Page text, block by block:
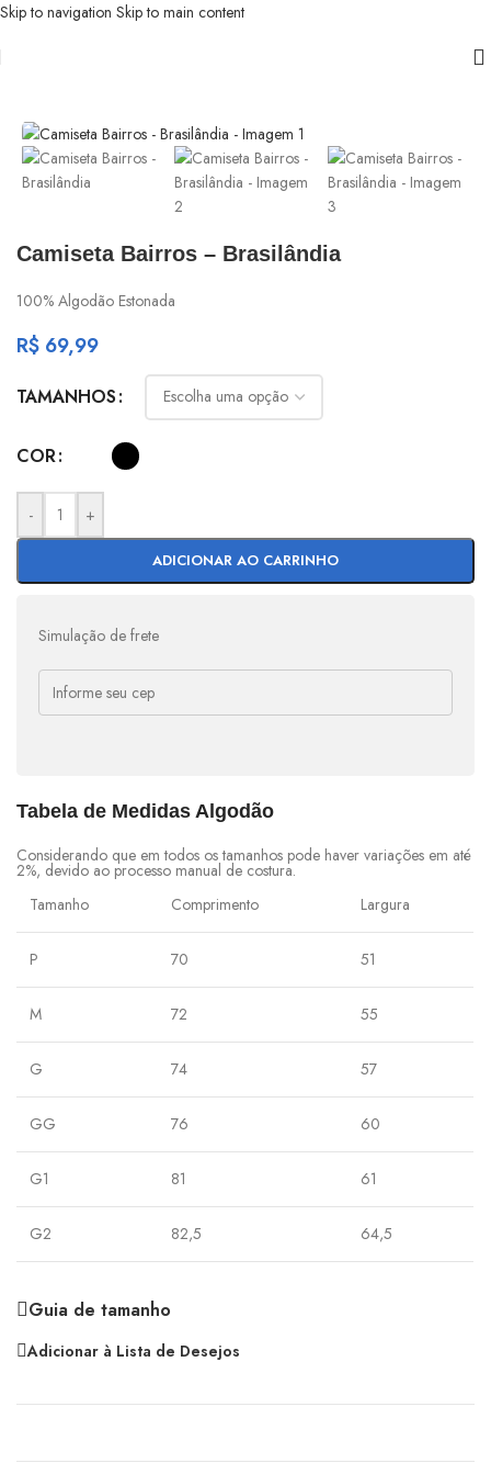
Skip to navigation Skip to main content
Camiseta Bairros – Brasilândia
100% Algodão Estonada
R$ 69,99
TAMANHOS
COR
- +
ADICIONAR AO CARRINHO
Simulação de frete
Tabela de Medidas Algodão
Considerando que em todos os tamanhos pode haver variações em até
2%, devido ao processo manual de costura.
Tamanho
Comprimento Largura
P 70 51
M 72 55
G 74 57
GG 76 60
G1 81 61
G2 82,5 64,5
Guia de tamanho
Adicionar à Lista de Desejos